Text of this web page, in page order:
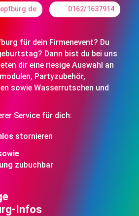
0162/1637914
für dein Firmenevent? Du
Dann bist du bei uns
dir eine riesige Auswahl an
Partyzubehör,
sowie Wasserrutschen und
Service für dich:
stornieren
zubuchbar
Infos